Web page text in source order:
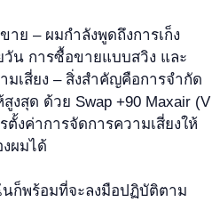
ย – ผมกำลังพูดถึงการเก็ง
วัน การซื้อขายแบบสวิง และ
เสี่ยง – สิ่งสำคัญคือการจำกัด
งสุด ด้วย Swap +90 Maxair (V
งค่าการจัดการความเสี่ยงให้
ผมได้
นก็พร้อมที่จะลงมือปฏิบัติตาม